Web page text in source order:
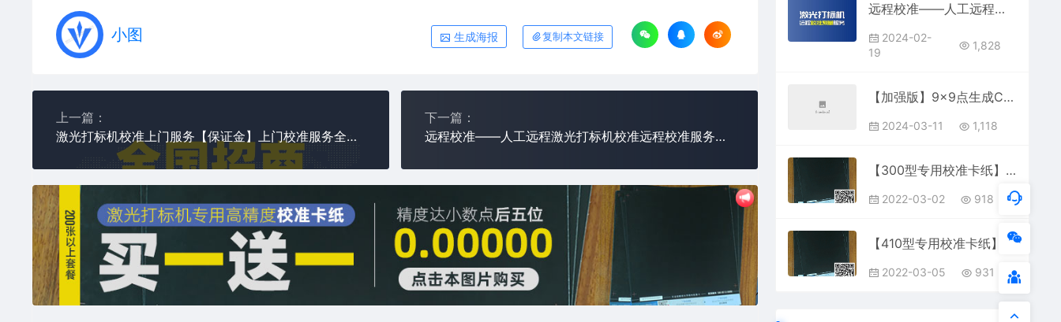
小图 生成海报 复制本文链接
上一篇：
激光打标机校准上门服务【保证金】上门校准服务全国招商城市服务招商
下一篇：
远程校准——人工远程激光打标机校准远程校准服务（多点校准）
远程校准——人工远程激光打标机校准远程校准服务（多点校准）
2024-02-
19
1,828
【加强版】9×9点生成COR服务
2024-03-11 1,118
【300型专用校准卡纸】激光打标机双面精密校准卡纸210mm×300mm
2022-03-02 918
【410型专用校准卡纸】激光打标机双面精密校准卡纸300mm×410mm
2022-03-05 931